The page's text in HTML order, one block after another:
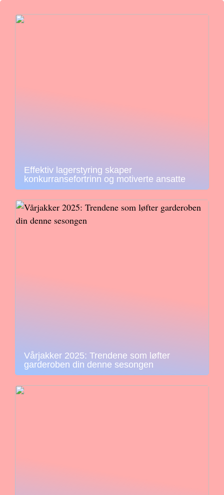
Effektiv lagerstyring skaper
konkurransefortrinn og motiverte ansatte
Vårjakker 2025: Trendene som løfter
garderoben din denne sesongen